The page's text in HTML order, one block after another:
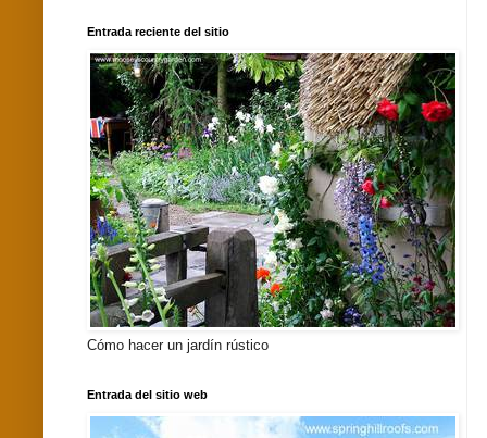
Entrada reciente del sitio
Cómo hacer un jardín rústico
Entrada del sitio web